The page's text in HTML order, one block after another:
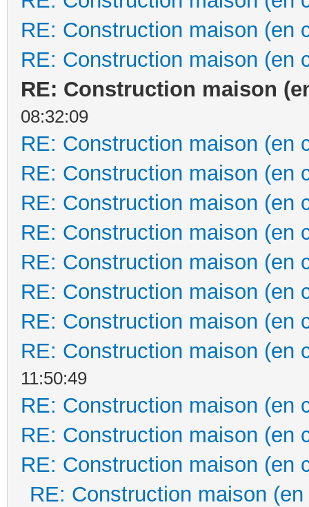
RE: Construction maison (en
RE: Construction maison (en
RE: Construction maison
08:32:09
RE: Construction maison (en
RE: Construction maison (en
RE: Construction maison (en
RE: Construction maison (en
RE: Construction maison (en
RE: Construction maison (en
RE: Construction maison (en
RE: Construction maison (en
11:50:49
RE: Construction maison (en
RE: Construction maison (en
RE: Construction maison (en
RE: Construction maison